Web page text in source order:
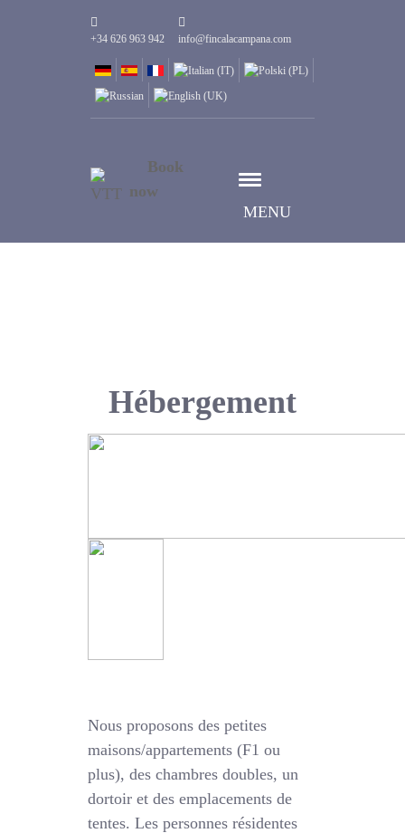
+34 626 963 942 info@fincalacampana.com
MENU
Book
now
Hébergement
Nous proposons des petites
maisons/appartements (F1 ou
plus), des chambres doubles, un
dortoir et des emplacements de
tentes. Les personnes résidentes